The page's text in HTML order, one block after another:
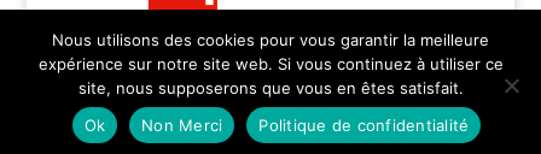
– Medicica Sàrl – tous
droits réservés
Nous utilisons des cookies pour vous garantir la meilleure
expérience sur notre site web. Si vous continuez à utiliser ce
site, nous supposerons que vous en êtes satisfait.
Ok
Non Merci Politique de confidentialité